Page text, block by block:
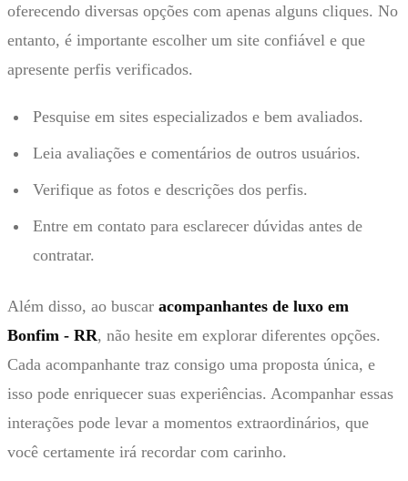
oferecendo diversas opções com apenas alguns cliques. No
entanto, é importante escolher um site confiável e que
apresente perfis verificados.
Pesquise em sites especializados e bem avaliados.
Leia avaliações e comentários de outros usuários.
Verifique as fotos e descrições dos perfis.
Entre em contato para esclarecer dúvidas antes de
contratar.
Além disso, ao buscar acompanhantes de luxo em
Bonfim - RR, não hesite em explorar diferentes opções.
Cada acompanhante traz consigo uma proposta única, e
isso pode enriquecer suas experiências. Acompanhar essas
interações pode levar a momentos extraordinários, que
você certamente irá recordar com carinho.